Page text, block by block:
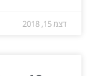
דצמ 15, 2018